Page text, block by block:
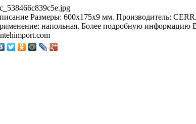
Размеры: 600x175x9 мм. Производитель:
напольная. Более подробную информацию